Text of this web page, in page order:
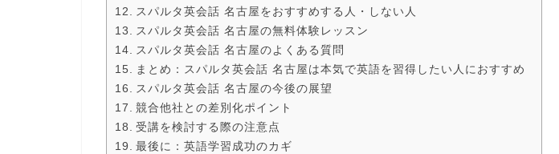
スパルタ英会話 名古屋をおすすめする人・しない人
スパルタ英会話 名古屋の無料体験レッスン
スパルタ英会話 名古屋のよくある質問
まとめ：スパルタ英会話 名古屋は本気で英語を習得したい人におすすめ
スパルタ英会話 名古屋の今後の展望
競合他社との差別化ポイント
受講を検討する際の注意点
最後に：英語学習成功のカギ